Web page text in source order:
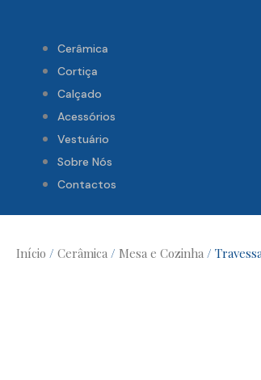
Cerâmica
Cortiça
Calçado
Acessórios
Vestuário
Sobre Nós
Contactos
Início / Cerâmica / Mesa e Cozinha /